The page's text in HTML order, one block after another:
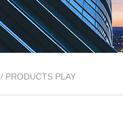
/ PRODUCTS PLAY